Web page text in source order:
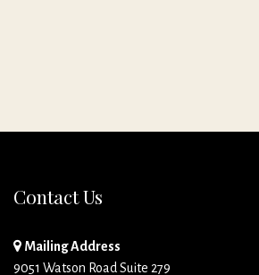
Contact Us
Mailing Address
9051 Watson Road Suite 279